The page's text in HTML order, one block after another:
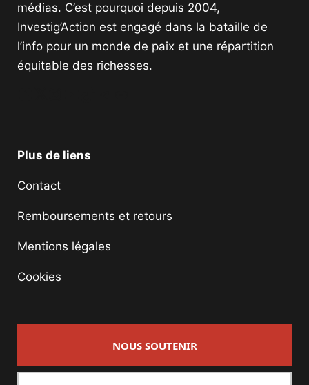
médias. C’est pourquoi depuis 2004,
Investig’Action est engagé dans la bataille de
l’info pour un monde de paix et une répartition
équitable des richesses.
Plus de liens
Contact
Remboursements et retours
Mentions légales
Cookies
NOUS SOUTENIR